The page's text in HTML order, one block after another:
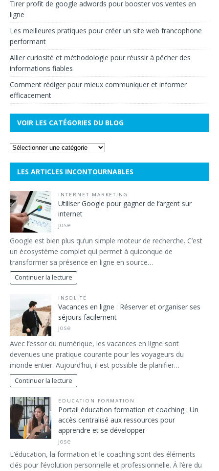
Tirer profit de google adwords pour booster vos ventes en
ligne
Les meilleures pratiques pour créer un site web francophone
performant
Allier curiosité et méthodologie pour réussir à pêcher des
informations fiables
Comment rédiger pour mieux communiquer et informer
efficacement
VOIR LES CATÉGORIES DU BLOG
LES ARTICLES INCONTOURNABLES
INTERNET MARKETING
Utiliser Google pour gagner de l’argent sur
internet
jose
Google est bien plus qu’un simple moteur de recherche. C’est
un écosystème complet qui permet à quiconque de
transformer sa présence en ligne en source…
Continuer la lecture
INSOLITE
Vacances en ligne : Réserver et organiser ses
séjours facilement
jose
Avec l’essor du numérique, les vacances en ligne sont
devenues une pratique courante pour les voyageurs du
monde entier. Aujourd’hui, il est possible de planifier…
Continuer la lecture
EDUCATION FORMATION
Portail éducation formation et coaching : Un
accès centralisé aux ressources pour
apprendre et se développer
jose
L’éducation, la formation et le coaching sont des éléments
clés pour l’évolution personnelle et professionnelle. À l’ère du